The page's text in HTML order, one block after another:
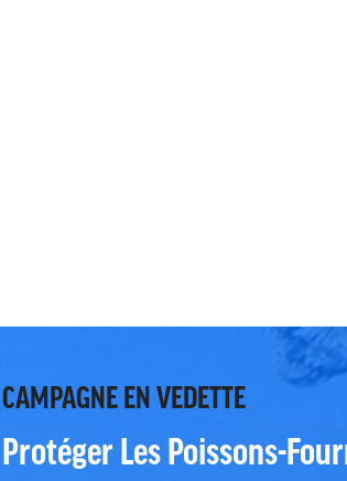
CAMPAGNE EN VEDETTE
Protéger Les Poissons-